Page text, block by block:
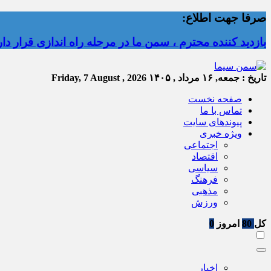
صرفا جهت اطلاع:
بازدید کننده محترم ، سمن ما در مرحله راه اندازی قرار
تاریخ : جمعه, ۱۶ مرداد , ۱۴۰۵ Friday, 7 August , 2026
صفحه نخست
تماس با ما
پیوندهای سایت
ویژه خبری
اجتماعی
اقتصاد
سیاسی
فرهنگ
مذهبی
ورزش
کل امروز 0
اخبار